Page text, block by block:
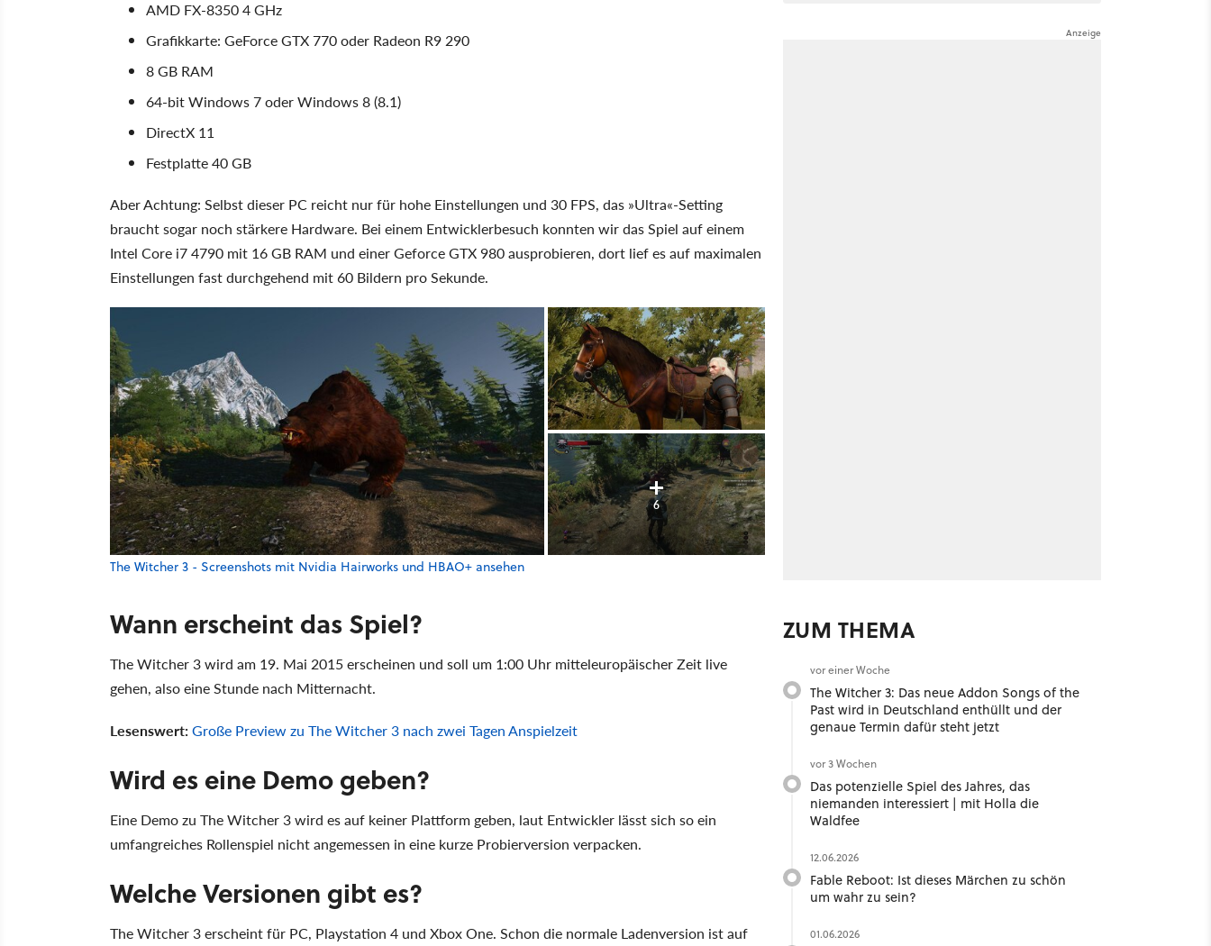
AMD FX-8350 4 GHz
Grafikkarte: GeForce GTX 770 oder Radeon R9 290
8 GB RAM
64-bit Windows 7 oder Windows 8 (8.1)
DirectX 11
Festplatte 40 GB
Aber Achtung: Selbst dieser PC reicht nur für hohe Einstellungen und 30 FPS, das »Ultra«-Setting
braucht sogar noch stärkere Hardware. Bei einem Entwicklerbesuch konnten wir das Spiel auf einem
Intel Core i7 4790 mit 16 GB RAM und einer Geforce GTX 980 ausprobieren, dort lief es auf maximalen
Einstellungen fast durchgehend mit 60 Bildern pro Sekunde.
6
The Witcher 3 - Screenshots mit Nvidia Hairworks und HBAO+ ansehen
Wann erscheint das Spiel?
The Witcher 3 wird am 19. Mai 2015 erscheinen und soll um 1:00 Uhr mitteleuropäischer Zeit live
gehen, also eine Stunde nach Mitternacht.
Lesenswert:Große Preview zu The Witcher 3 nach zwei Tagen Anspielzeit
Wird es eine Demo geben?
Eine Demo zu The Witcher 3 wird es auf keiner Plattform geben, laut Entwickler lässt sich so ein
umfangreiches Rollenspiel nicht angemessen in eine kurze Probierversion verpacken.
Welche Versionen gibt es?
The Witcher 3 erscheint für PC, Playstation 4 und Xbox One. Schon die normale Ladenversion ist auf
ZUM THEMA
vor einer Woche
The Witcher 3: Das neue Addon Songs of the
Past wird in Deutschland enthüllt und der
genaue Termin dafür steht jetzt
vor 3 Wochen
Das potenzielle Spiel des Jahres, das
niemanden interessiert | mit Holla die
Waldfee ​
12.06.2026
Fable Reboot: Ist dieses Märchen zu schön
um wahr zu sein?
01.06.2026